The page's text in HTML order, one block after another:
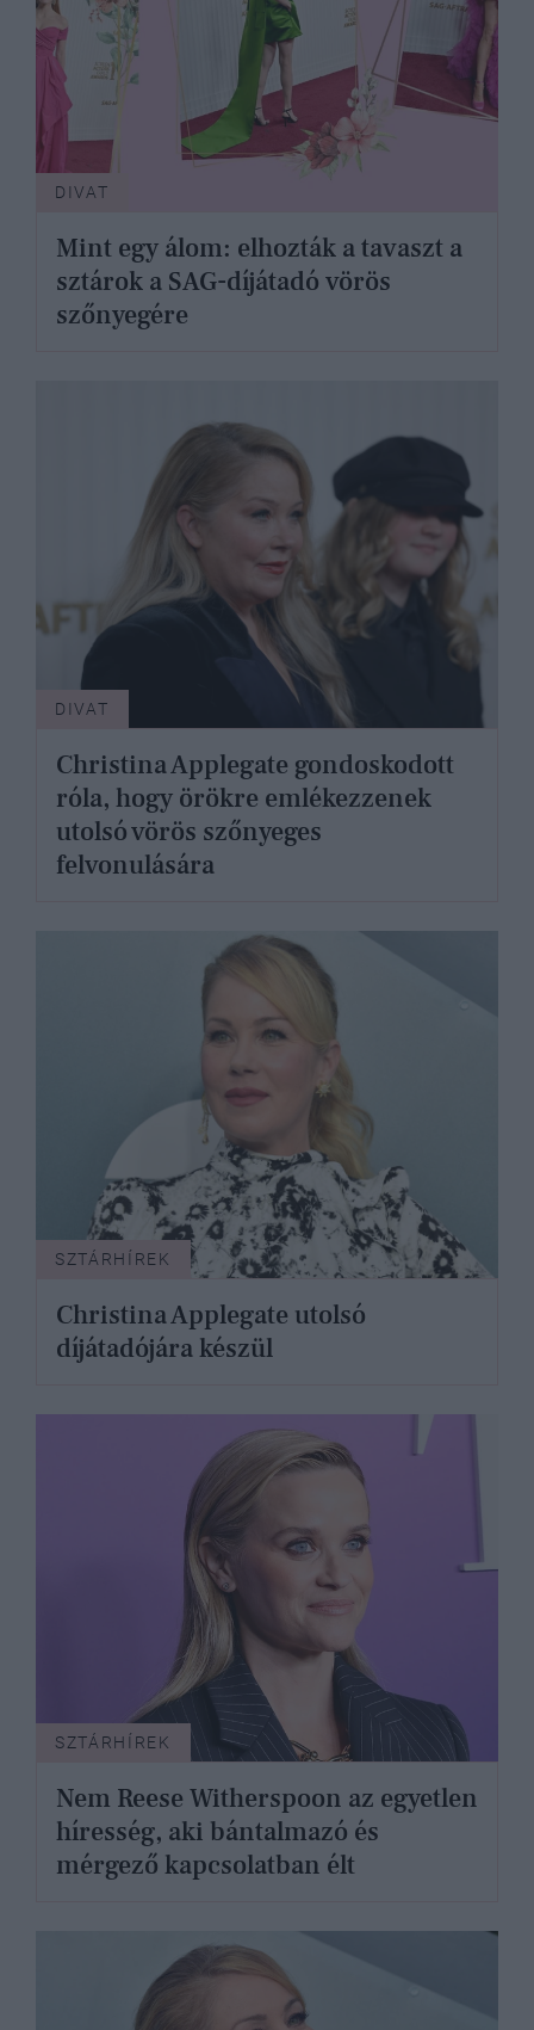
DIVAT
Mint egy álom: elhozták a tavaszt a
sztárok a SAG-díjátadó vörös
szőnyegére
DIVAT
Christina Applegate gondoskodott
róla, hogy örökre emlékezzenek
utolsó vörös szőnyeges
felvonulására
SZTÁRHÍREK
Christina Applegate utolsó
díjátadójára készül
SZTÁRHÍREK
Nem Reese Witherspoon az egyetlen
híresség, aki bántalmazó és
mérgező kapcsolatban élt